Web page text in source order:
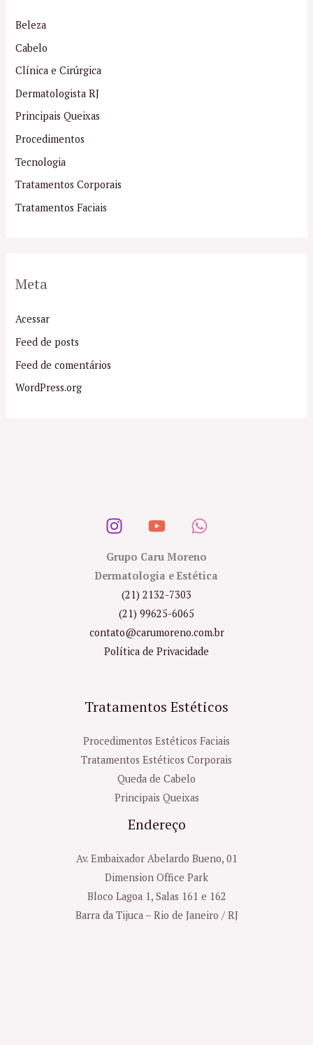
Beleza
Cabelo
Clínica e Cirúrgica
Dermatologista RJ
Principais Queixas
Procedimentos
Tecnologia
Tratamentos Corporais
Tratamentos Faciais
Meta
Acessar
Feed de posts
Feed de comentários
WordPress.org
Grupo Caru Moreno
Dermatologia e Estética
(21) 2132-7303
(21) 99625-6065
contato@carumoreno.com.br
Política de Privacidade
Tratamentos Estéticos
Procedimentos Estéticos Faciais
Tratamentos Estéticos Corporais
Queda de Cabelo
Principais Queixas
Endereço
Av. Embaixador Abelardo Bueno, 01
Dimension Office Park
Bloco Lagoa 1, Salas 161 e 162
Barra da Tijuca – Rio de Janeiro / RJ